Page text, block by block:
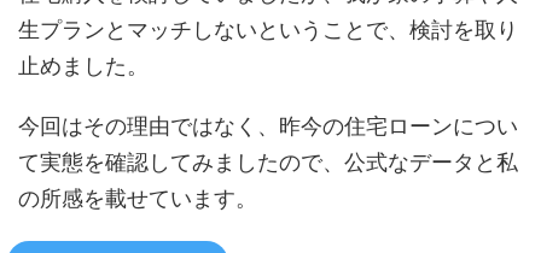
生プランとマッチしないということで、検討を取り
止めました。
今回はその理由ではなく、昨今の住宅ローンについ
て実態を確認してみましたので、公式なデータと私
の所感を載せています。